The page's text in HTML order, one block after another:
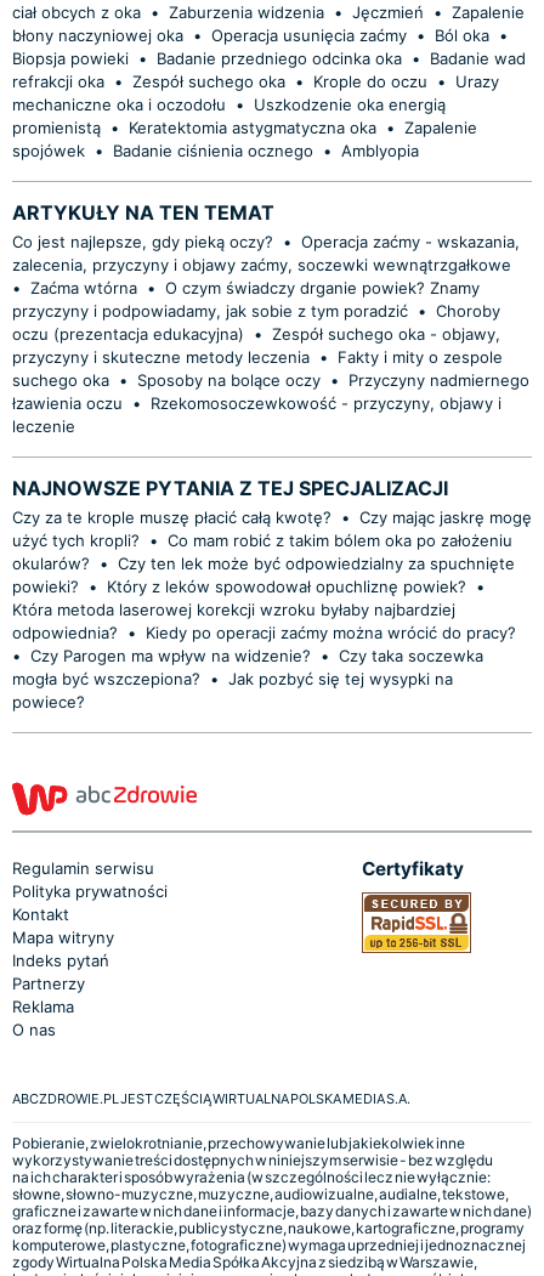
ciał obcych z oka • Zaburzenia widzenia • Jęczmień • Zapalenie
błony naczyniowej oka • Operacja usunięcia zaćmy • Ból oka •
Biopsja powieki • Badanie przedniego odcinka oka •
Badanie wad
refrakcji oka • Zespół suchego oka • Krople do oczu •
Urazy
mechaniczne oka i oczodołu
•
Uszkodzenie oka energią
promienistą • Keratektomia astygmatyczna oka • Zapalenie
spojówek • Badanie ciśnienia ocznego • Amblyopia
ARTYKUŁY NA TEN TEMAT
Co jest najlepsze, gdy pieką oczy? • Operacja zaćmy - wskazania,
zalecenia, przyczyny i objawy zaćmy, soczewki wewnątrzgałkowe
• Zaćma wtórna • O czym świadczy drganie powiek? Znamy
przyczyny i podpowiadamy, jak sobie z tym poradzić • Choroby
oczu (prezentacja edukacyjna)
• Zespół suchego oka - objawy,
przyczyny i skuteczne metody leczenia •
Fakty i mity o zespole
suchego oka • Sposoby na bolące oczy •
Przyczyny nadmiernego
łzawienia oczu
•
Rzekomosoczewkowość - przyczyny, objawy i
leczenie
NAJNOWSZE PYTANIA Z TEJ SPECJALIZACJI
Czy za te krople muszę płacić całą kwotę? • Czy mając jaskrę mogę
użyć tych kropli?
• Co mam robić z takim bólem oka po założeniu
okularów?
• Czy ten lek może być odpowiedzialny za spuchnięte
powieki?
• Który z leków spowodował opuchliznę powiek?
•
Która metoda laserowej korekcji wzroku byłaby najbardziej
odpowiednia?
•
Kiedy po operacji zaćmy można wrócić do pracy?
• Czy Parogen ma wpływ na widzenie? • Czy taka soczewka
mogła być wszczepiona?
• Jak pozbyć się tej wysypki na
powiece?
Regulamin serwisu
Polityka prywatności
Kontakt
Mapa witryny
Indeks pytań
Partnerzy
Reklama
O nas
Certyfikaty
ABCZDROWIE.PL JEST CZĘŚCIĄ WIRTUALNA POLSKA MEDIA S.A.
Pobieranie, zwielokrotnianie, przechowywanie lub jakiekolwiek inne
wykorzystywanie treści dostępnych w niniejszym serwisie - bez względu
na ich charakter i sposób wyrażenia (w szczególności lecz nie wyłącznie:
słowne, słowno-muzyczne, muzyczne, audiowizualne, audialne, tekstowe,
graficzne i zawarte w nich dane i informacje, bazy danych i zawarte w nich dane)
oraz formę (np. literackie, publicystyczne, naukowe, kartograficzne, programy
komputerowe, plastyczne, fotograficzne) wymaga uprzedniej i jednoznacznej
zgody Wirtualna Polska Media Spółka Akcyjna z siedzibą w Warszawie,